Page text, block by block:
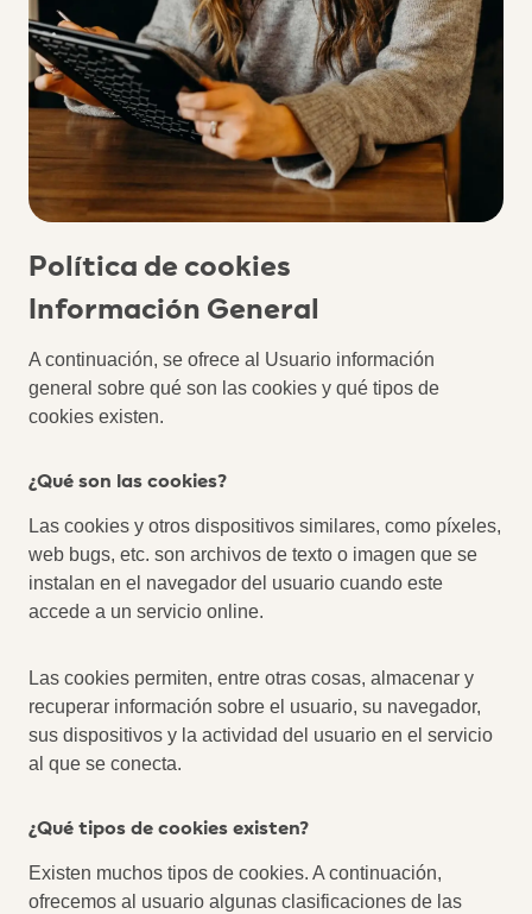
Política de cookies
Información General
A continuación, se ofrece al Usuario información
general sobre qué son las cookies y qué tipos de
cookies existen.
¿Qué son las cookies?
Las cookies y otros dispositivos similares, como píxeles,
web bugs, etc. son archivos de texto o imagen que se
instalan en el navegador del usuario cuando este
accede a un servicio online.
Las cookies permiten, entre otras cosas, almacenar y
recuperar información sobre el usuario, su navegador,
sus dispositivos y la actividad del usuario en el servicio
al que se conecta.
¿Qué tipos de cookies existen?
Existen muchos tipos de cookies. A continuación,
ofrecemos al usuario algunas clasificaciones de las